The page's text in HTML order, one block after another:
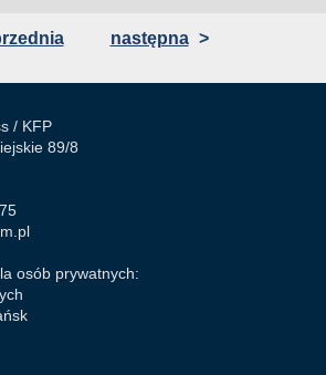
następna >
/ KFP
89/8
osób prywatnych: